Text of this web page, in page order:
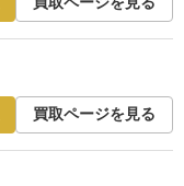
買取ページを見る